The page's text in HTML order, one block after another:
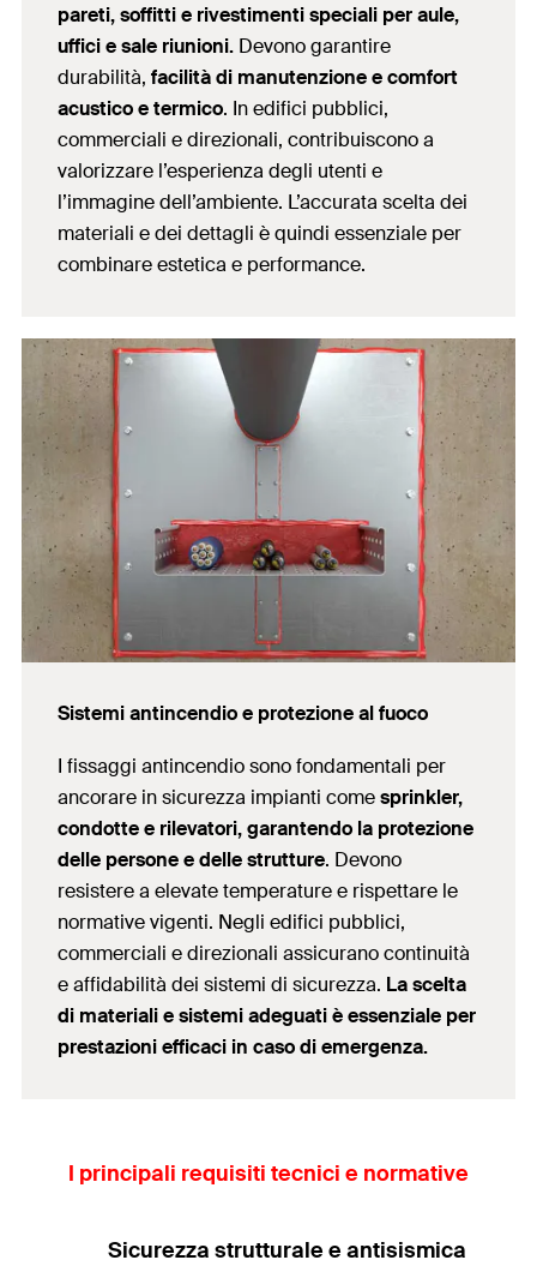
pareti, soffitti e rivestimenti speciali per aule,
uffici e sale riunioni. Devono garantire
durabilità, facilità di manutenzione e comfort
acustico e termico. In edifici pubblici,
commerciali e direzionali, contribuiscono a
valorizzare l’esperienza degli utenti e
l’immagine dell’ambiente. L’accurata scelta dei
materiali e dei dettagli è quindi essenziale per
combinare estetica e performance.
Sistemi antincendio e protezione al fuoco
I fissaggi antincendio sono fondamentali per
ancorare in sicurezza impianti comesprinkler,
condotte e rilevatori, garantendo la protezione
delle persone e delle strutture. Devono
resistere a elevate temperature e rispettare le
normative vigenti. Negli edifici pubblici,
commerciali e direzionali assicurano continuità
e affidabilità dei sistemi di sicurezza. La scelta
di materiali e sistemi adeguati è essenziale per
prestazioni efficaci in caso di emergenza.
I principali requisiti tecnici e normative
Sicurezza strutturale e antisismica